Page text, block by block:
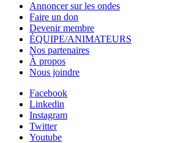
Annoncer sur les ondes
Faire un don
Devenir membre
ÉQUIPE/ANIMATEURS
Nos partenaires
À propos
Nous joindre
Facebook
Linkedin
Instagram
Twitter
Youtube